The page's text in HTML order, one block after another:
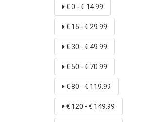
€ 0 - € 14.99
€ 15 - € 29.99
€ 30 - € 49.99
€ 50 - € 70.99
€ 80 - € 119.99
€ 120 - € 149.99